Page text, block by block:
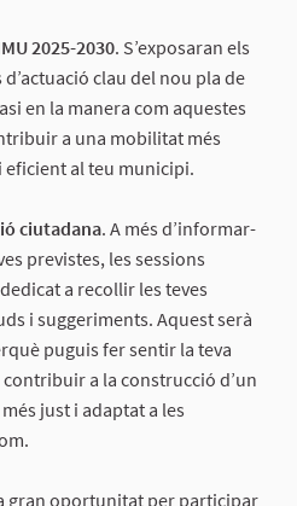
2025-2030. S’exposaran els
clau del nou pla de
en la manera com aquestes
a una mobilitat més
eficient al teu municipi.
ciutadana. A més d’informar-
previstes, les sessions
a recollir les teves
i suggeriments. Aquest serà
puguis fer sentir la teva
a la construcció d’un
just i adaptat a les
gran oportunitat per participar